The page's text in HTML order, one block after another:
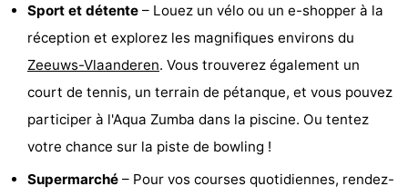
phoques
Boire
manger
Événements
Pratiques
Forum
Route
Sport et détente – Louez un vélo ou un e-shopper à la
réception et explorez les magnifiques environs du
Zeeuws-Vlaanderen. Vous trouverez également un
court de tennis, un terrain de pétanque, et vous pouvez
participer à l'Aqua Zumba dans la piscine. Ou tentez
votre chance sur la piste de bowling !
Supermarché – Pour vos courses quotidiennes, rendez-